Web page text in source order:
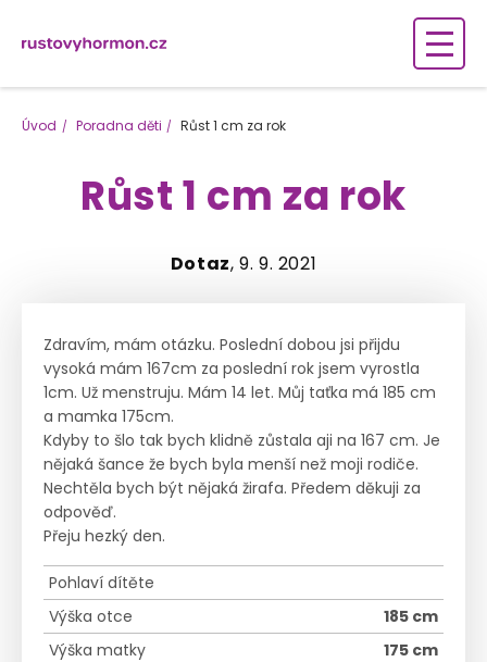
Úvod Poradna děti Růst 1 cm za rok
Růst 1 cm za rok
Dotaz, 9. 9. 2021
Zdravím, mám otázku. Poslední dobou jsi přijdu
vysoká mám 167cm za poslední rok jsem vyrostla
1cm. Už menstruju. Mám 14 let. Můj taťka má 185 cm
a mamka 175cm.
Kdyby to šlo tak bych klidně zůstala aji na 167 cm. Je
nějaká šance že bych byla menší než moji rodiče.
Nechtěla bych být nějaká žirafa. Předem děkuji za
odpověď.
Přeju hezký den.
Pohlaví dítěte
Výška otce
185 cm
Výška matky
175 cm